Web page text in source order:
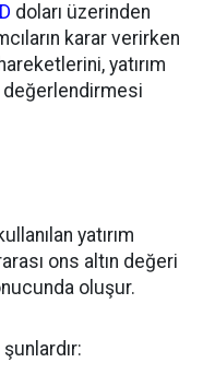
doları üzerinden
karar verirken
yatırım
yatırım
ons altın değeri
oluşur.